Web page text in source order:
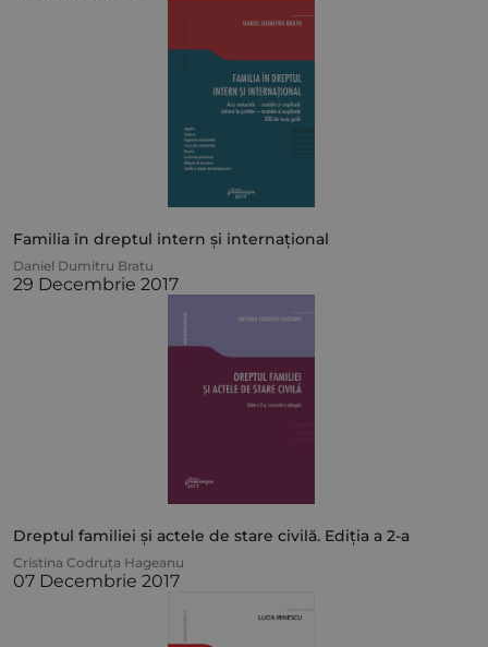
Familia în dreptul intern și internațional
Daniel Dumitru Bratu
29 Decembrie 2017
Dreptul familiei și actele de stare civilă. Ediția a 2-a
Cristina Codruța Hageanu
07 Decembrie 2017